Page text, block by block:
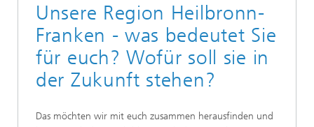
Unsere Region Heilbronn-
Franken - was bedeutet Sie
für euch? Wofür soll sie in
der Zukunft stehen?
Das möchten wir mit euch zusammen herausfinden und